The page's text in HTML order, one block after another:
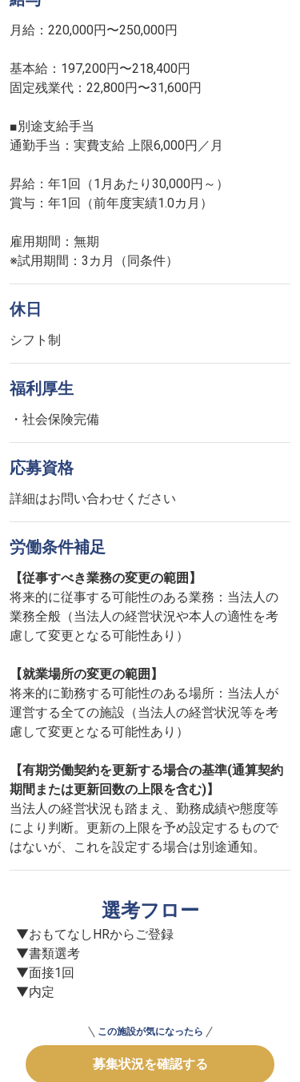
月給：220,000円〜250,000円
基本給：197,200円〜218,400円
固定残業代：22,800円〜31,600円
■別途支給手当
通勤手当：実費支給 上限6,000円／月
昇給：年1回（1月あたり30,000円～）
賞与：年1回（前年度実績1.0カ月）
雇用期間：無期
※試用期間：3カ月（同条件）
休日
シフト制
福利厚生
・社会保険完備
応募資格
詳細はお問い合わせください
労働条件補足
【従事すべき業務の変更の範囲】
将来的に従事する可能性のある業務：当法人の
業務全般（当法人の経営状況や本人の適性を考
慮して変更となる可能性あり）
【就業場所の変更の範囲】
将来的に勤務する可能性のある場所：当法人が
運営する全ての施設（当法人の経営状況等を考
慮して変更となる可能性あり）
【有期労働契約を更新する場合の基準(通算契約
期間または更新回数の上限を含む)】
当法人の経営状況も踏まえ、勤務成績や態度等
により判断。更新の上限を予め設定するもので
はないが、これを設定する場合は別途通知。
選考フロー
▼おもてなしHRからご登録
▼書類選考
▼面接1回
▼内定
この施設が気になったら
募集状況を確認する